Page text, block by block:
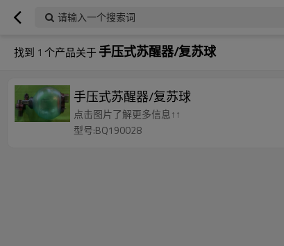
请输入一个搜索词
找到 1 个产品关于手压式苏醒器/复苏球
手压式苏醒器/复苏球
点击图片了解更多信息↑↑
型号:BQ190028